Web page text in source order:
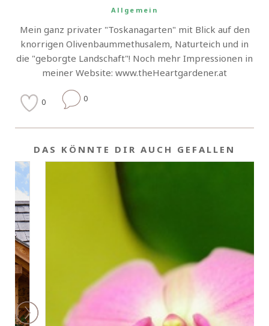
Allgemein
Mein ganz privater "Toskanagarten" mit Blick auf den
knorrigen Olivenbaummethusalem, Naturteich und in
die "geborgte Landschaft"! Noch mehr Impressionen in
meiner Website: www.theHeartgardener.at
0 0
DAS KÖNNTE DIR AUCH GEFALLEN